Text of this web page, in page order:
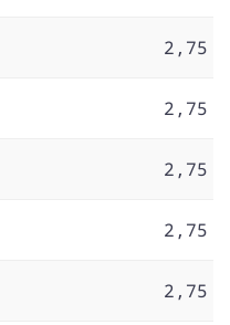
2,75
2,75
2,75
2,75
2,75